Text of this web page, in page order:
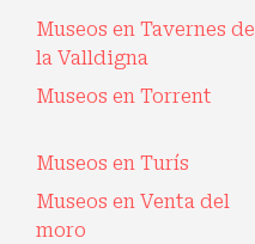
Museos en Tavernes de
la Valldigna
Museos en Torrent
Museos en Turís
Museos en Venta del
moro